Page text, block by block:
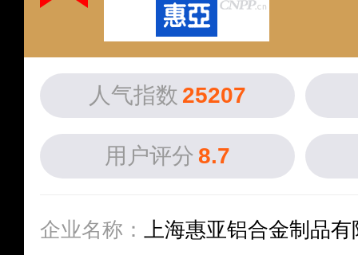
人气指数 25207
用户评分 8.7
企业名称：
上海惠亚铝合金制品